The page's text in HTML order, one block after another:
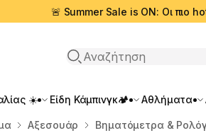
🚨 Summer Sale is ON: Οι πιο
Αναζήτηση
☀️ Είδη Κάμπινγκ🏕️ Αθλήματα
Αξεσουάρ Βηματόμετρα &